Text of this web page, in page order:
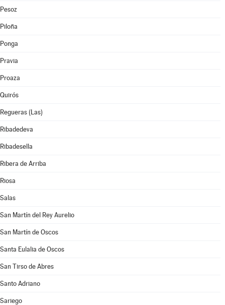
Pesoz
Piloña
Ponga
Pravia
Proaza
Quirós
Regueras (Las)
Ribadedeva
Ribadesella
Ribera de Arriba
Riosa
Salas
San Martín del Rey Aurelio
San Martín de Oscos
Santa Eulalia de Oscos
San Tirso de Abres
Santo Adriano
Sariego